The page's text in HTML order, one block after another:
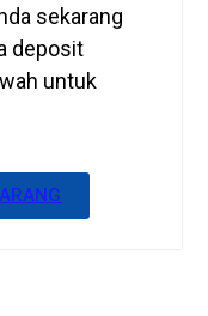
sekarang
deposit
untuk